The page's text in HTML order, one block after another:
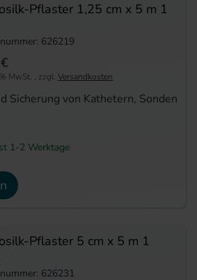
Pflaster 1,25 cm x 5 m 1
626219
Sicherung von Kathetern, Sonden
MwSt. , zzgl. Versandkosten
1-2 Werktage
Pflaster 5 cm x 5 m 1
626231